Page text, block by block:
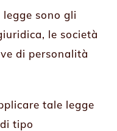
sono gli
le società
di personalità
tale legge
tipo